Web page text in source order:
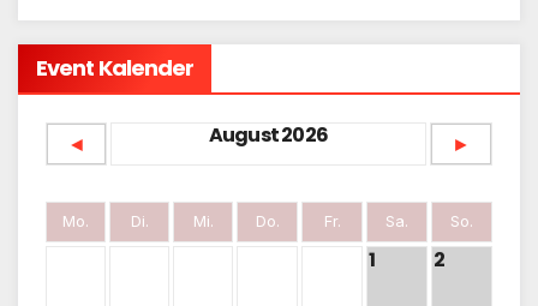
Event Kalender
◄ August 2026 ►
Mo. Di. Mi. Do. Fr. Sa. So.
1 2